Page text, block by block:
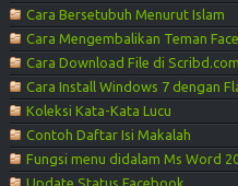
Cara Bersetubuh Menurut Islam
Cara Mengembalikan Teman
Cara Download File di Scribd.com
Cara Install Windows 7 dengan
Koleksi Kata-Kata Lucu
Contoh Daftar Isi Makalah
Fungsi menu didalam Ms Word
Update Status Facebook